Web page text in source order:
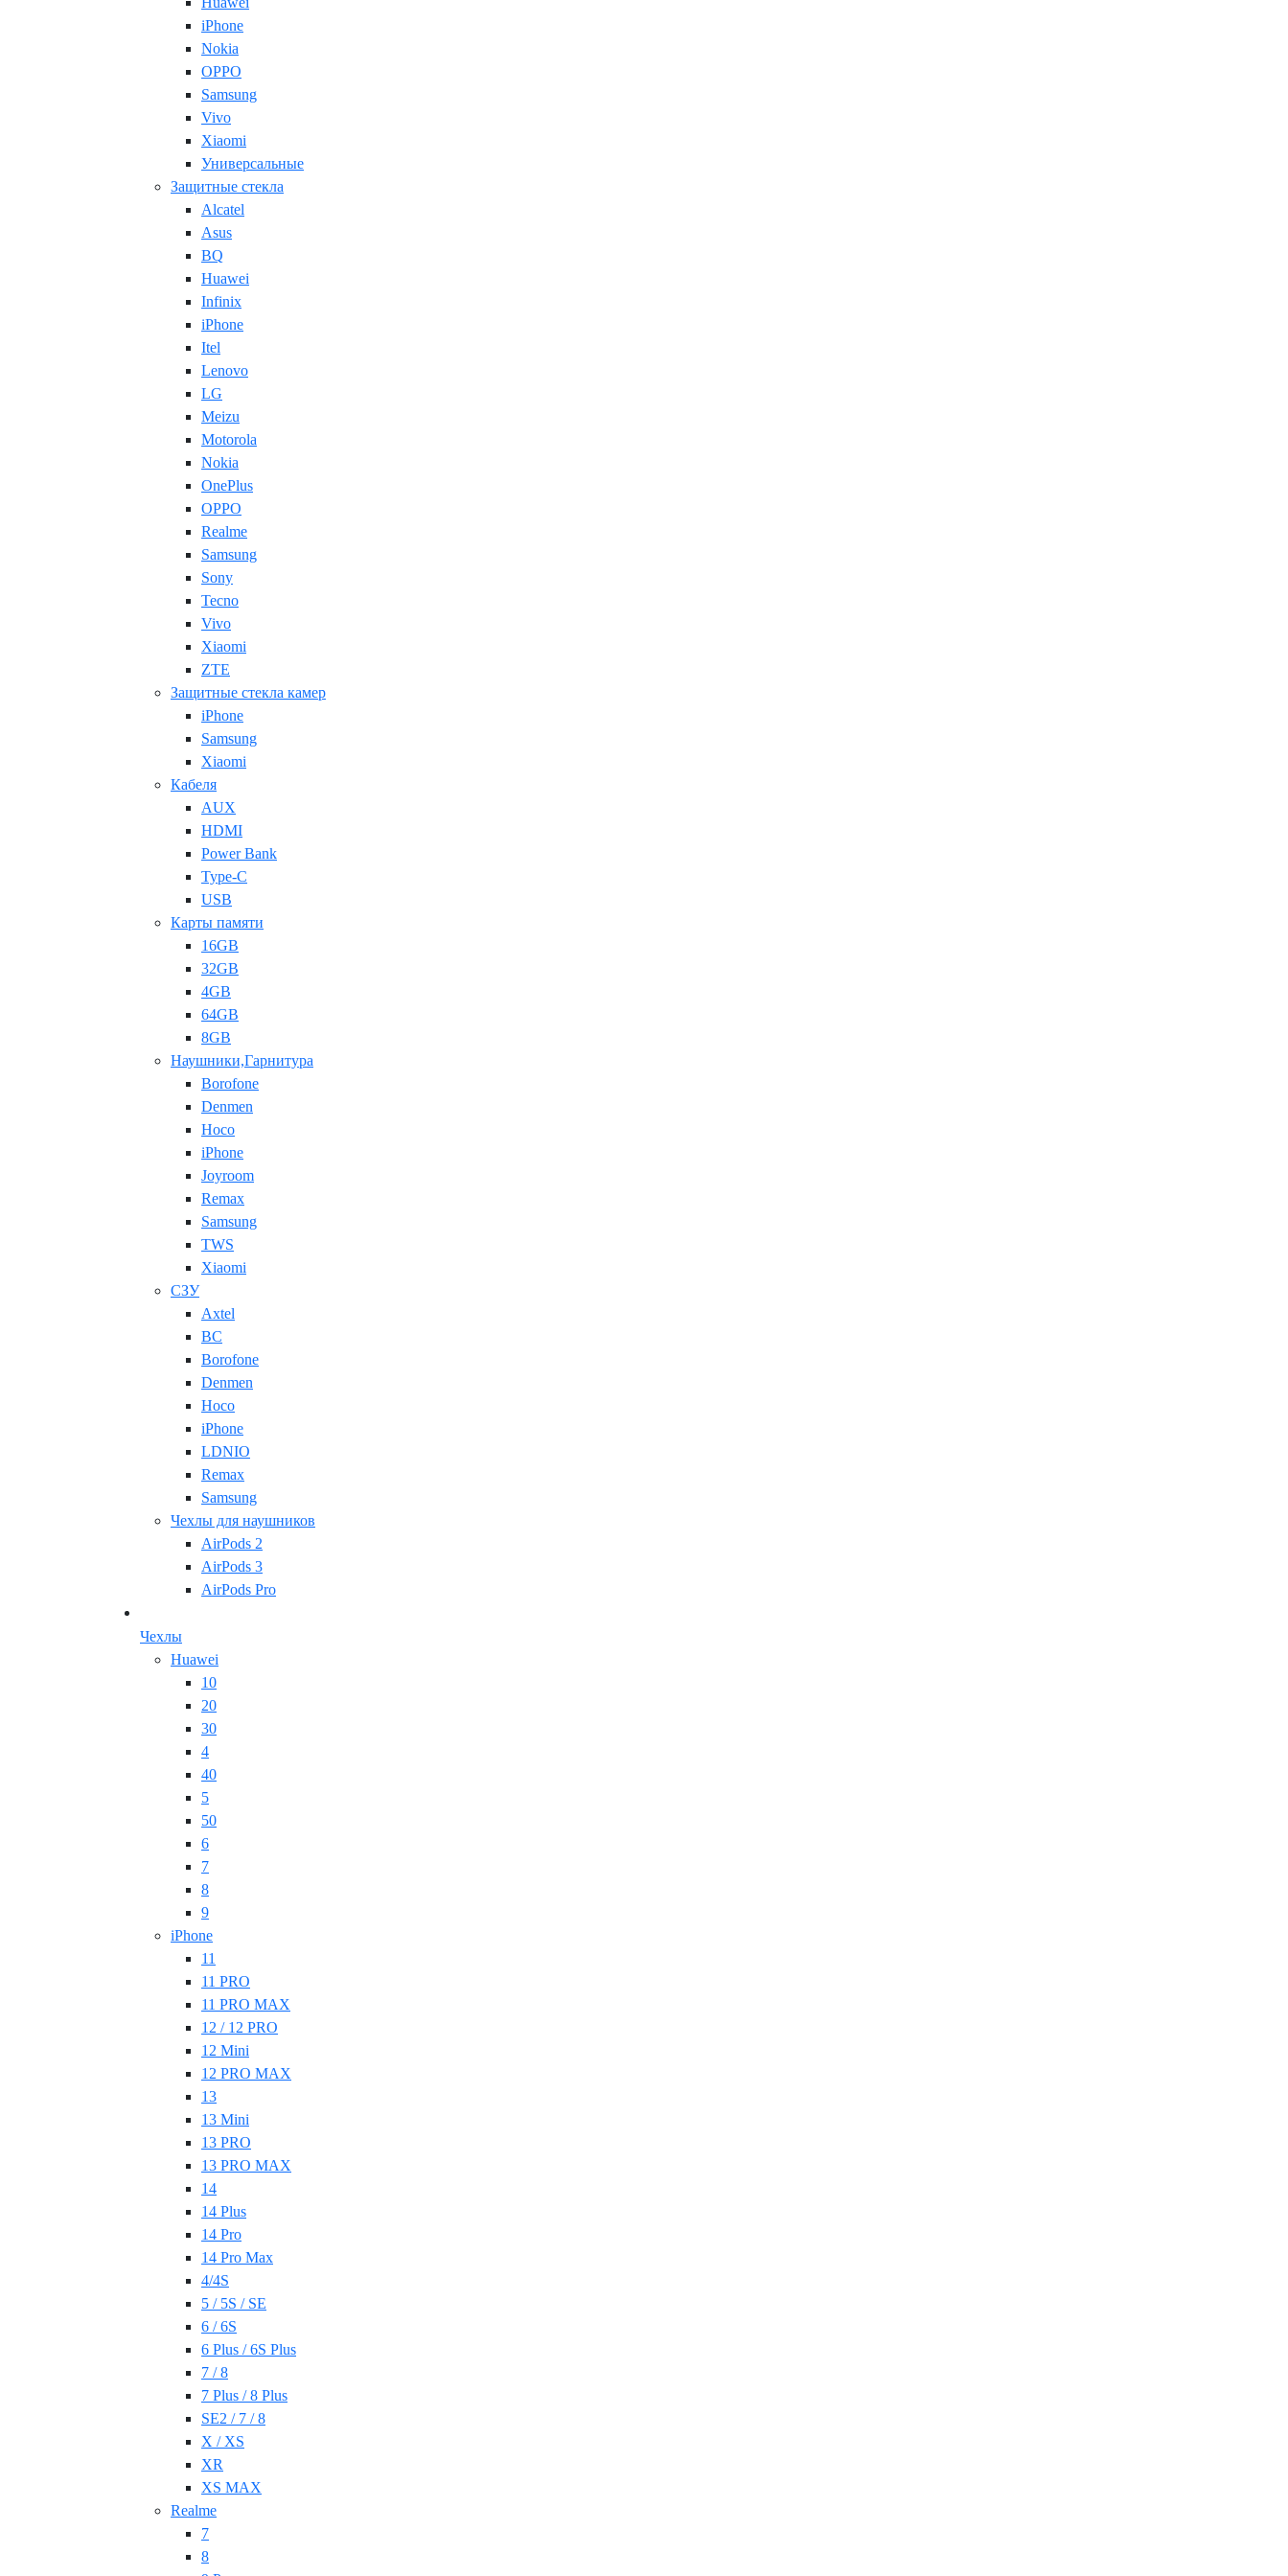
iPhone
Nokia
OPPO
Samsung
Vivo
Xiaomi
Универсальные
Защитные стекла
Alcatel
Asus
BQ
Huawei
Infinix
iPhone
Itel
Lenovo
LG
Meizu
Motorola
Nokia
OnePlus
OPPO
Realme
Samsung
Sony
Tecno
Vivo
Xiaomi
ZTE
Защитные стекла камер
iPhone
Samsung
Xiaomi
Кабеля
AUX
HDMI
Power Bank
Type-C
USB
Карты памяти
16GB
32GB
4GB
64GB
8GB
Наушники,Гарнитура
Borofone
Denmen
Hoco
iPhone
Joyroom
Remax
Samsung
TWS
Xiaomi
СЗУ
Axtel
BC
Borofone
Denmen
Hoco
iPhone
LDNIO
Remax
Samsung
Чехлы для наушников
AirPods 2
AirPods 3
AirPods Pro
Чехлы
Huawei
10
20
30
4
40
5
50
6
7
8
9
iPhone
11
11 PRO
11 PRO MAX
12 / 12 PRO
12 Mini
12 PRO MAX
13
13 Mini
13 PRO
13 PRO MAX
14
14 Plus
14 Pro
14 Pro Max
4/4S
5 / 5S / SE
6 / 6S
6 Plus / 6S Plus
7 / 8
7 Plus / 8 Plus
SE2 / 7 / 8
X / XS
XR
XS MAX
Realme
7
8